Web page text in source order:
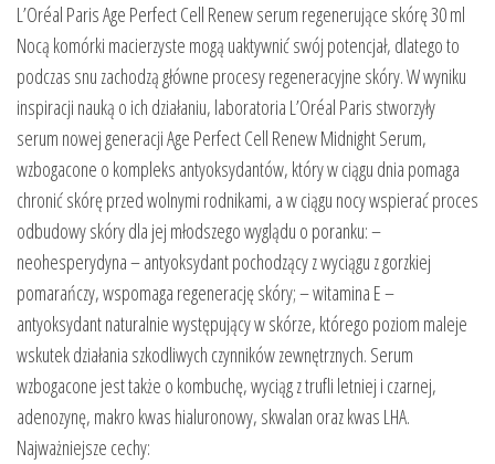
L’Oréal Paris Age Perfect Cell Renew serum regenerujące skórę 30 ml
Nocą komórki macierzyste mogą uaktywnić swój potencjał, dlatego to
podczas snu zachodzą główne procesy regeneracyjne skóry. W wyniku
inspiracji nauką o ich działaniu, laboratoria L’Oréal Paris stworzyły
serum nowej generacji Age Perfect Cell Renew Midnight Serum,
wzbogacone o kompleks antyoksydantów, który w ciągu dnia pomaga
chronić skórę przed wolnymi rodnikami, a w ciągu nocy wspierać proces
odbudowy skóry dla jej młodszego wyglądu o poranku: –
neohesperydyna – antyoksydant pochodzący z wyciągu z gorzkiej
pomarańczy, wspomaga regenerację skóry; – witamina E –
antyoksydant naturalnie występujący w skórze, którego poziom maleje
wskutek działania szkodliwych czynników zewnętrznych. Serum
wzbogacone jest także o kombuchę, wyciąg z trufli letniej i czarnej,
adenozynę, makro kwas hialuronowy, skwalan oraz kwas LHA.
Najważniejsze cechy: